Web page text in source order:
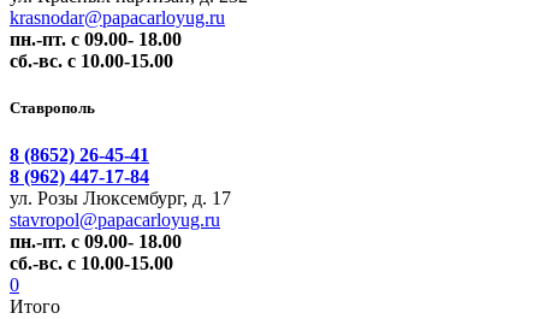
krasnodar@papacarloyug.ru
пн.-пт. с 09.00- 18.00
сб.-вс. с 10.00-15.00
Ставрополь
8 (8652) 26-45-41
8 (962) 447-17-84
ул. Розы Люксембург, д. 17
stavropol@papacarloyug.ru
пн.-пт. с 09.00- 18.00
сб.-вс. с 10.00-15.00
0
Итого